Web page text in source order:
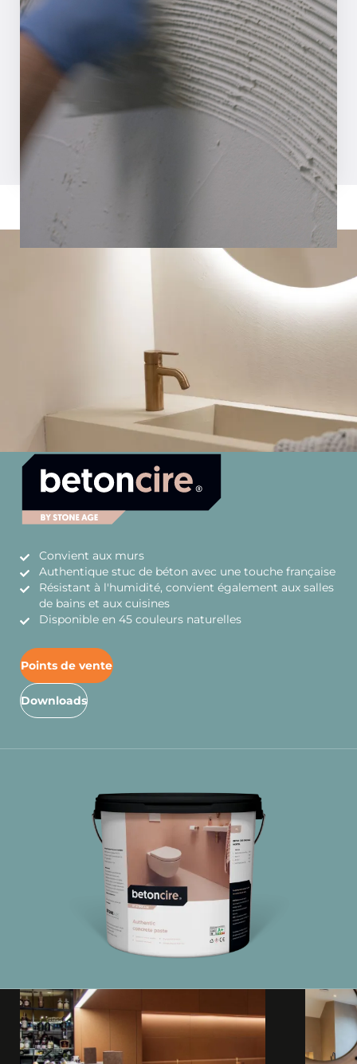
Niveler la surface et la rendre propre et
sans poussière. Appliquez le primaire MCG
sur le mur ou de l'époxy sur un sol.
Demande de magazine d'inspiration
Convient aux murs
Authentique stuc de béton avec une touche française
Résistant à l'humidité, convient également aux salles
de bains et aux cuisines
Disponible en 45 couleurs naturelles
Points de vente
Downloads